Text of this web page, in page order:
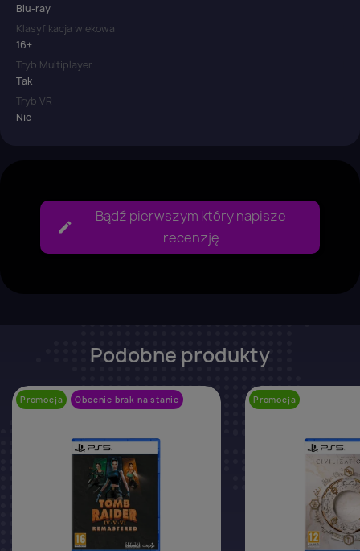
Blu-ray
Klasyfikacja wiekowa
16+
Tryb Multiplayer
Tak
Tryb VR
Nie
Bądź pierwszym który napisze
recenzję
Podobne produkty
Promocja Obecnie brak na stanie Promocja